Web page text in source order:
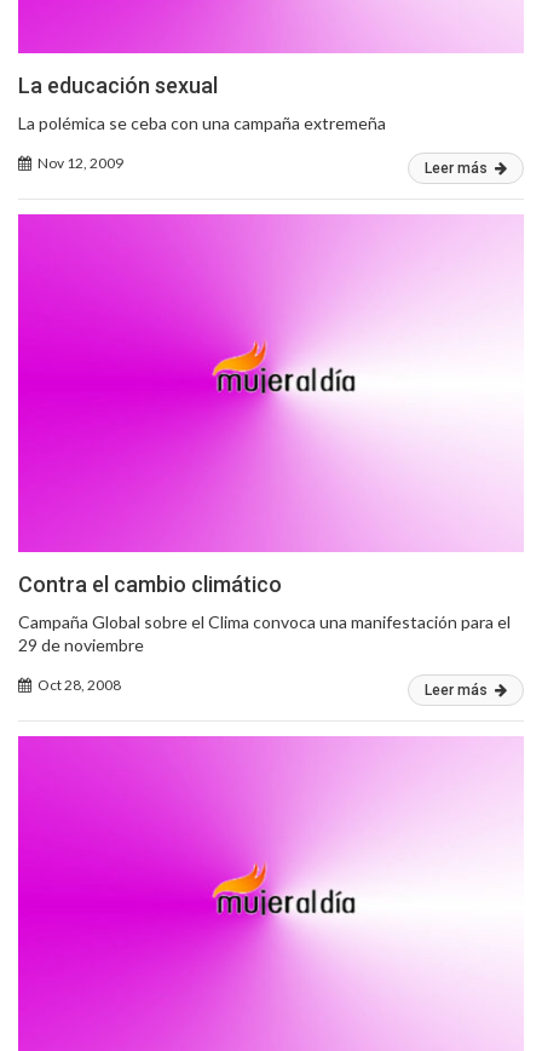
La educación sexual
La polémica se ceba con una campaña extremeña
Nov 12, 2009 Leer más
Contra el cambio climático
Campaña Global sobre el Clima convoca una manifestación para el
29 de noviembre
Oct 28, 2008 Leer más